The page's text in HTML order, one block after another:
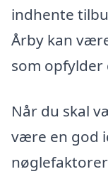
indhente
Årby kan
som
Når du skal
være en god